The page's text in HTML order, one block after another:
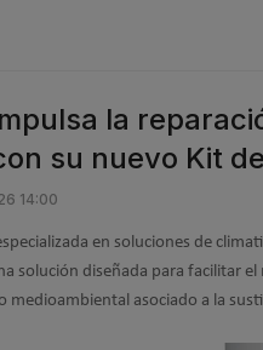
la
su nuevo Kit
14:00
en soluciones de
solución diseñada para facilitar
medioambiental asociado a la